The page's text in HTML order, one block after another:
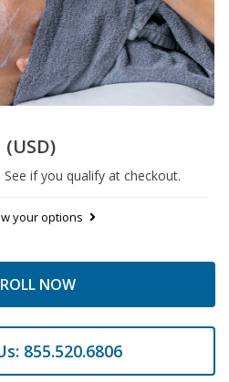
(USD)
. See if you qualify at checkout.
your options
NOW
855.520.6806